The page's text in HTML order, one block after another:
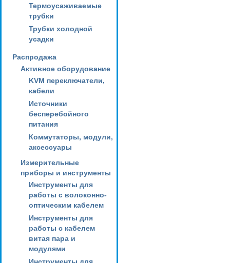
Термоусаживаемые
трубки
Трубки холодной
усадки
Распродажа
Активное оборудование
KVM переключатели,
кабели
Источники
бесперебойного
питания
Коммутаторы, модули,
аксессуары
Измерительные
приборы и инструменты
Инструменты для
работы с волоконно-
оптическим кабелем
Инструменты для
работы с кабелем
витая пара и
модулями